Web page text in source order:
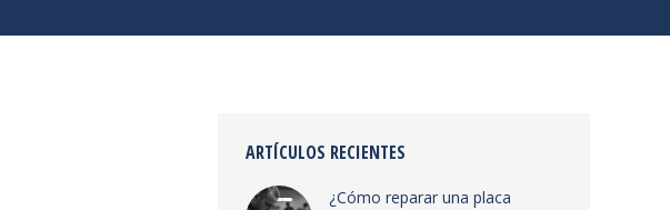
ARTÍCULOS RECIENTES
¿Cómo reparar una placa